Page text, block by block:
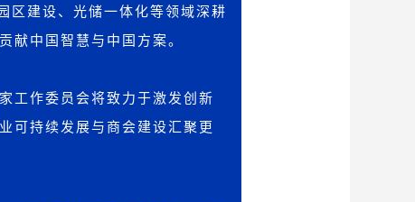
区建设、光储一体化等领域深耕
献中国智慧与中国方案。
工作委员会将致力于激发创新
可持续发展与商会建设汇聚更